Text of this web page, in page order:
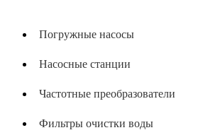
Погружные насосы
Насосные станции
Частотные преобразователи
Фильтры очистки воды